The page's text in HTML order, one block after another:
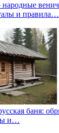
и правила…
баня:
и…